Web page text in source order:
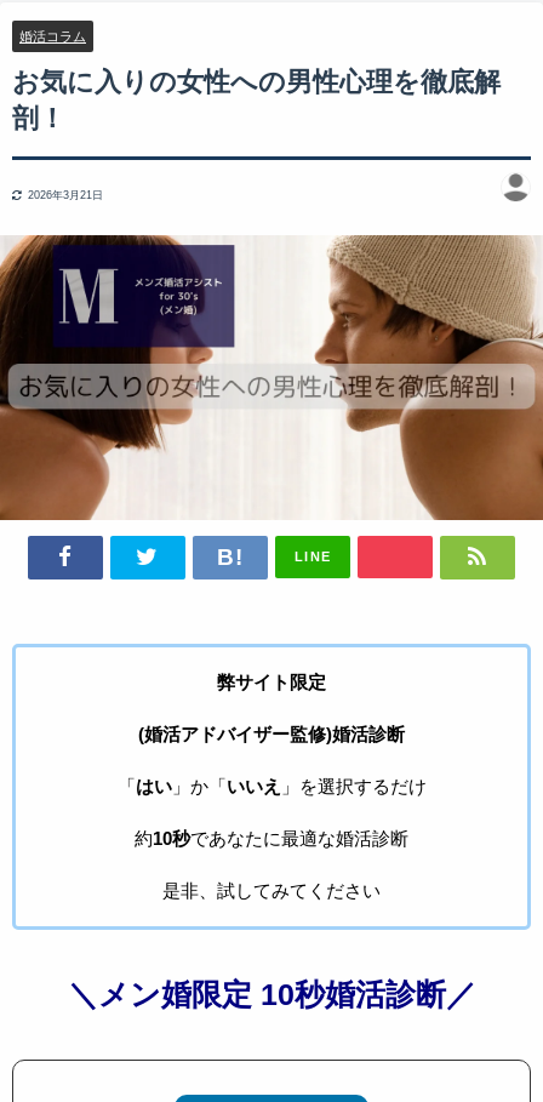
婚活コラム
お気に入りの女性への男性心理を徹底解
剖！
2026年3月21日
LINE
弊サイト限定
(婚活アドバイザー監修)婚活診断
「はい」か「いいえ 」を選択するだけ
約10秒であなたに最適な婚活診断
是非、試してみてください
＼メン婚限定 10秒婚活診断／